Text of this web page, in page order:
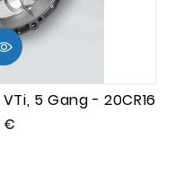
5 Gang - 20CR16
€Preis